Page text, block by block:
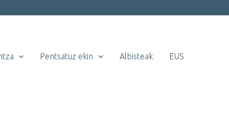
Pentsatuz ekin Albisteak EUS